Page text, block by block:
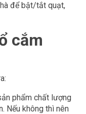
để bật/tắt quạt,
cắm
phẩm chất lượng
Nếu không thì nên